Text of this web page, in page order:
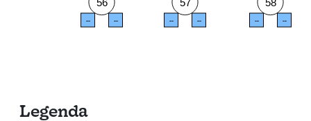
-- --
-- -- -- --
Legenda